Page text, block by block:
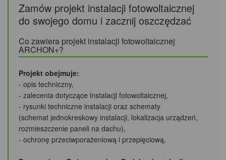
Zamów projekt instalacji fotowoltaicznej
do swojego domu i zacznij oszczędzać
Co zawiera projekt instalacji fotowoltaicznej
ARCHON+?
Projekt obejmuje:
- opis techniczny,
- zalecenia dotyczące instalacji fotowoltaicznej,
- rysunki techniczne instalacji oraz schematy
(schemat jednokreskowy instalacji, lokalizacja urządzeń,
rozmieszczenie paneli na dachu),
- ochronę przeciwporażeniową i przepięciową.